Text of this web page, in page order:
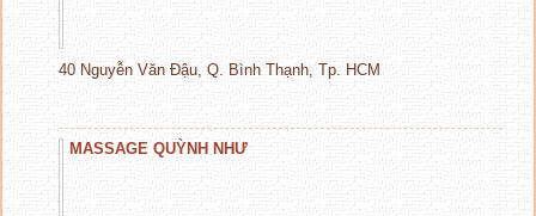
40 Nguyễn Văn Đậu, Q. Bình Thạnh, Tp. HCM
MASSAGE QUỲNH NHƯ